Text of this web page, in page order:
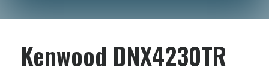
Kenwood DNX4230TR